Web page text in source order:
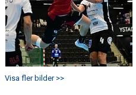
Visa fler bilder >>